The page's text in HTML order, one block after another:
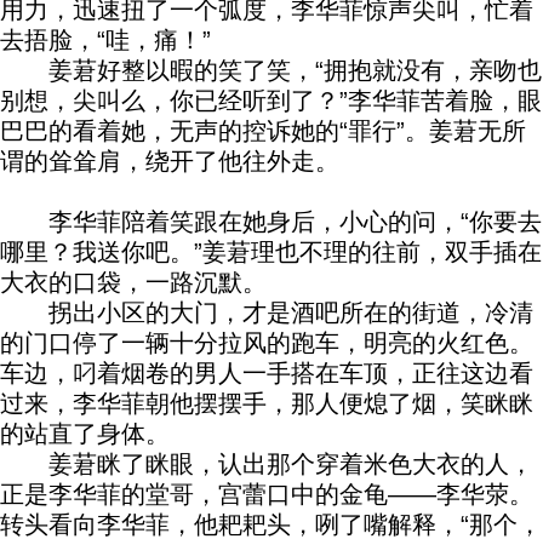
用力，迅速扭了一个弧度，李华菲惊声尖叫，忙着
去捂脸，“哇，痛！”
姜莙好整以暇的笑了笑，“拥抱就没有，亲吻也
别想，尖叫么，你已经听到了？”李华菲苦着脸，眼
巴巴的看着她，无声的控诉她的“罪行”。姜莙无所
谓的耸耸肩，绕开了他往外走。
李华菲陪着笑跟在她身后，小心的问，“你要去
哪里？我送你吧。”姜莙理也不理的往前，双手插在
大衣的口袋，一路沉默。
拐出小区的大门，才是酒吧所在的街道，冷清
的门口停了一辆十分拉风的跑车，明亮的火红色。
车边，叼着烟卷的男人一手搭在车顶，正往这边看
过来，李华菲朝他摆摆手，那人便熄了烟，笑眯眯
的站直了身体。
姜莙眯了眯眼，认出那个穿着米色大衣的人，
正是李华菲的堂哥，宫蕾口中的金龟——李华荥。
转头看向李华菲，他耙耙头，咧了嘴解释，“那个，